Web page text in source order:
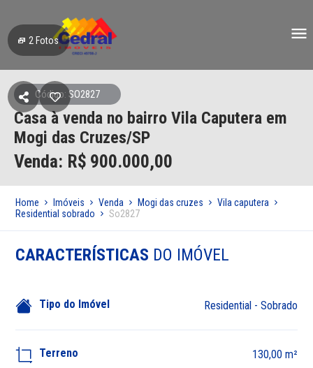
2 Fotos
Código: SO2827
Casa à venda no bairro Vila Caputera em
Mogi das Cruzes/SP
Venda: R$ 900.000,00
Home Imóveis Venda Mogi das cruzes
Vila caputera
Residential sobrado
So2827
CARACTERÍSTICAS DO IMÓVEL
Tipo do Imóvel Residential - Sobrado
Terreno 130,00 m²